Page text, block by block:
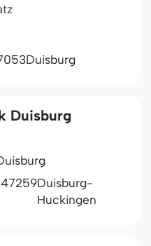
Duisburg
Duisburg
47259Duisburg-
Huckingen